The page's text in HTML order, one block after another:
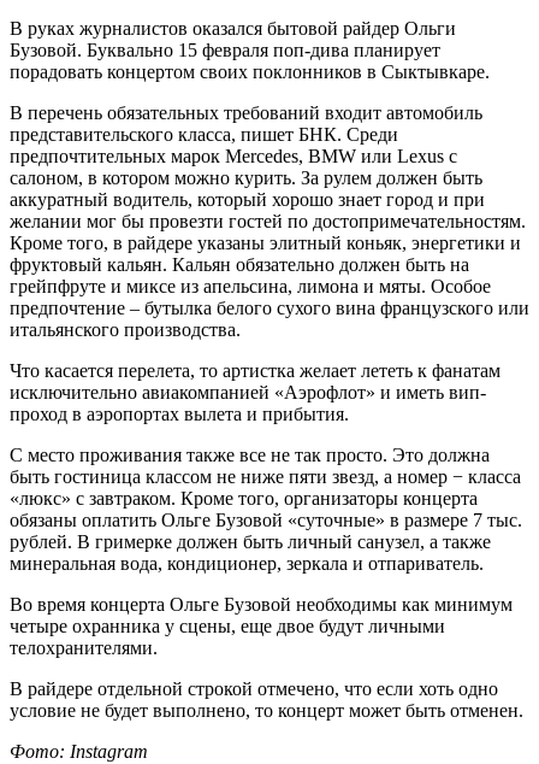
В руках журналистов оказался бытовой райдер Ольги
Бузовой. Буквально 15 февраля поп-дива планирует
порадовать концертом своих поклонников в Сыктывкаре.
В перечень обязательных требований входит автомобиль
представительского класса, пишет БНК. Среди
предпочтительных марок Меrcedes, BMW или Lexus с
салоном, в котором можно курить. За рулем должен быть
аккуратный водитель, который хорошо знает город и при
желании мог бы провезти гостей по достопримечательностям.
Кроме того, в райдере указаны элитный коньяк, энергетики и
фруктовый кальян. Кальян обязательно должен быть на
грейпфруте и миксе из апельсина, лимона и мяты. Особое
предпочтение – бутылка белого сухого вина французского или
итальянского производства.
Что касается перелета, то артистка желает лететь к фанатам
исключительно авиакомпанией «Аэрофлот» и иметь вип-
проход в аэропортах вылета и прибытия.
С место проживания также все не так просто. Это должна
быть гостиница классом не ниже пяти звезд, а номер − класса
«люкс» с завтраком. Кроме того, организаторы концерта
обязаны оплатить Ольге Бузовой «суточные» в размере 7 тыс.
рублей. В гримерке должен быть личный санузел, а также
минеральная вода, кондиционер, зеркала и отпариватель.
Во время концерта Ольге Бузовой необходимы как минимум
четыре охранника у сцены, еще двое будут личными
телохранителями.
В райдере отдельной строкой отмечено, что если хоть одно
условие не будет выполнено, то концерт может быть отменен.
Фото: Instagram